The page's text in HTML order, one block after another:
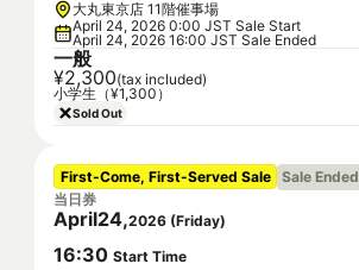
大丸東京店 11階催事場
April 24, 2026 0:00 JST Sale Start
April 24, 2026 16:00 JST Sale Ended
一般
¥2,300(tax included)
小学生（¥1,300）
Sold Out
First-Come, First-Served Sale Sale Ended
当日券
April24,2026 (Friday)
16:30 Start Time